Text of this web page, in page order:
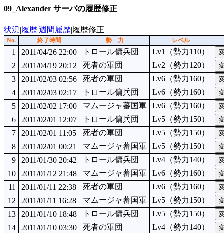
09_Alexander サーバの履歴修正
状況|履歴|週間履歴|履歴修正
No. 終了時間 勢 力 レベル
1 2011/04/26 22:00 トロール傭兵団
Lv1（勢力110）
2
2011/04/19 20:12 死者の軍団
Lv2（勢力120）
3
2011/02/03 02:56 死者の軍団
Lv6（勢力160）
4
2011/02/03 02:17 トロール傭兵団
Lv6（勢力160）
5
2011/02/02 17:00 マムージャ蕃国軍
Lv6（勢力160）
6
2011/02/01 12:07 トロール傭兵団
Lv5（勢力150）
7
2011/02/01 11:05 死者の軍団
Lv5（勢力150）
8
2011/02/01 00:21 マムージャ蕃国軍
Lv5（勢力150）
9
2011/01/30 20:42 トロール傭兵団
Lv4（勢力140）
10
2011/01/12 21:48 マムージャ蕃国軍
Lv6（勢力160）
11
2011/01/11 22:38 死者の軍団
Lv6（勢力160）
12
2011/01/11 16:28 マムージャ蕃国軍
Lv5（勢力150）
13
2011/01/10 18:48 トロール傭兵団
Lv5（勢力150）
14
2011/01/10 03:30 死者の軍団
Lv4（勢力140）